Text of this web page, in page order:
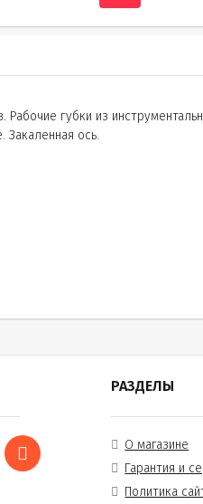
губки из
ось.
РАЗДЕЛЫ
О магазине
Гарантия и
Политика